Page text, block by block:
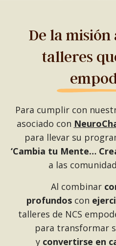
De la misión
talleres
Para cumplir con
asociado con
para llevar su
‘Cambia tu Mente…
a las
Al combinar
profundoscon
talleres de NCS
para transformar
y convertirse en